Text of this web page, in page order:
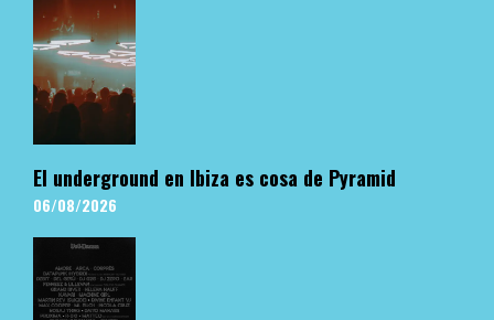
El underground en Ibiza es cosa de Pyramid
06/08/2026